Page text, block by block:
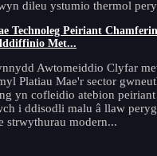
dileu ystumio thermol
Technoleg Peiriant
Met...
Awtomeiddio Clyfar
Platiau Mae'r sector
yn cofleidio atebion
i ddisodli malu â llaw
strwythurau modern...